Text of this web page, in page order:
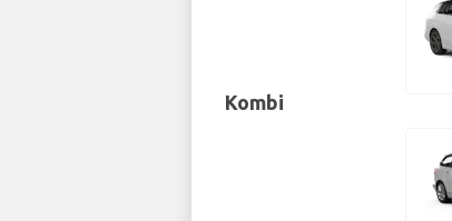
Kombi